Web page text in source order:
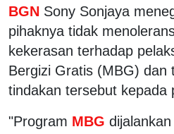
BGN Sony Sonjaya
pihaknya tidak
kekerasan terhadap
Bergizi Gratis (MBG) dan
tindakan tersebut kepada
"Program MBG